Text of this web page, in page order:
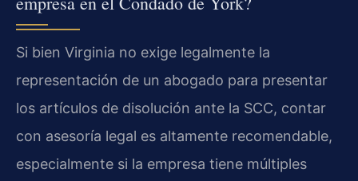
Si bien Virginia no exige legalmente la
representación de un abogado para presentar
los artículos de disolución ante la SCC, contar
con asesoría legal es altamente recomendable,
especialmente si la empresa tiene múltiples